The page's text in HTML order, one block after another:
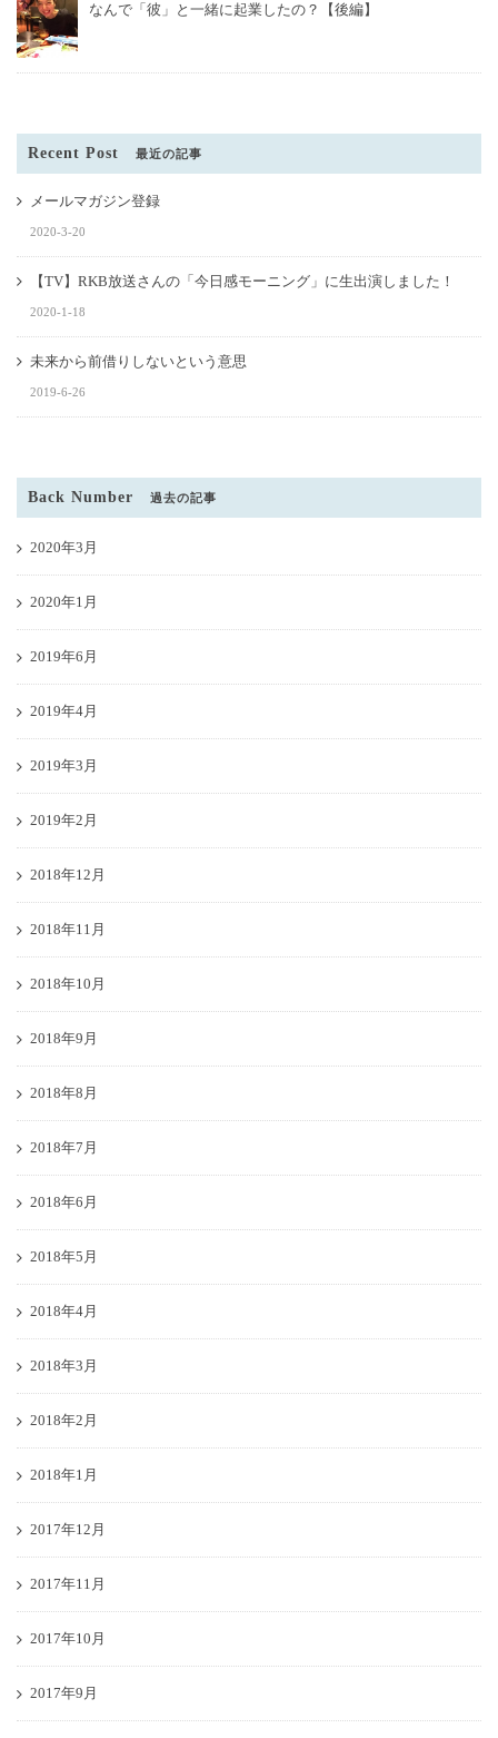
なんで「彼」と一緒に起業したの？【後編】
Recent Post 最近の記事
メールマガジン登録
2020-3-20
【TV】RKB放送さんの「今日感モーニング」に生出演しました！
2020-1-18
未来から前借りしないという意思
2019-6-26
Back Number 過去の記事
2020年3月
2020年1月
2019年6月
2019年4月
2019年3月
2019年2月
2018年12月
2018年11月
2018年10月
2018年9月
2018年8月
2018年7月
2018年6月
2018年5月
2018年4月
2018年3月
2018年2月
2018年1月
2017年12月
2017年11月
2017年10月
2017年9月